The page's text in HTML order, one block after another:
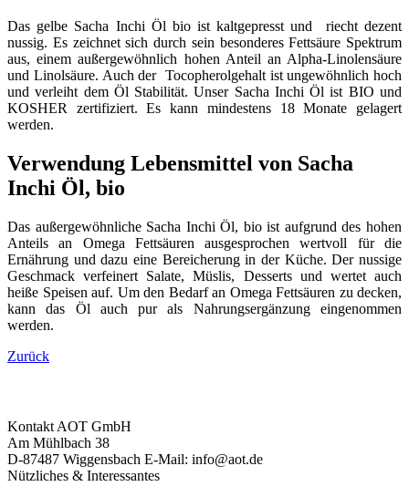
Das gelbe Sacha Inchi Öl bio ist kaltgepresst und riecht dezent
nussig. Es zeichnet sich durch sein besonderes Fettsäure Spektrum
aus, einem außergewöhnlich hohen Anteil an Alpha-Linolensäure
und Linolsäure. Auch der Tocopherolgehalt ist ungewöhnlich hoch
und verleiht dem Öl Stabilität. Unser Sacha Inchi Öl ist BIO und
KOSHER zertifiziert. Es kann mindestens 18 Monate gelagert
werden.
Verwendung Lebensmittel von Sacha
Inchi Öl, bio
Das außergewöhnliche Sacha Inchi Öl, bio ist aufgrund des hohen
Anteils an Omega Fettsäuren ausgesprochen wertvoll für die
Ernährung und dazu eine Bereicherung in der Küche. Der nussige
Geschmack verfeinert Salate, Müslis, Desserts und wertet auch
heiße Speisen auf. Um den Bedarf an Omega Fettsäuren zu decken,
kann das Öl auch pur als Nahrungsergänzung eingenommen
werden.
Zurück
Kontakt AOT GmbH
Am Mühlbach 38
D-87487 Wiggensbach E-Mail: info@aot.de
Nützliches & Interessantes